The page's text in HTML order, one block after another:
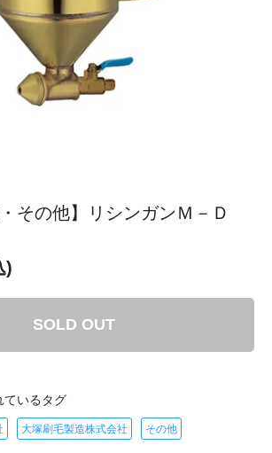
・その他】リシンガンＭ－Ｄ
)
SOLD OUT
ているタグ
大塚刷毛製造株式会社 その他